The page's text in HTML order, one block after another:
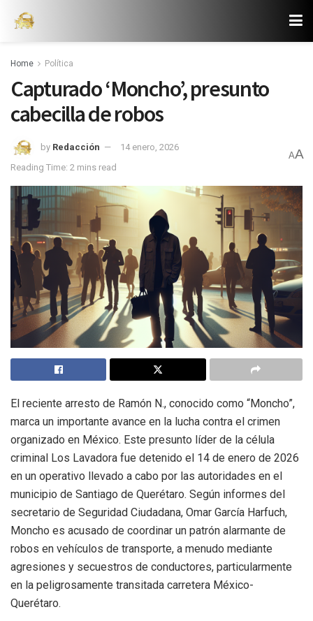
Home Política
Capturado ‘Moncho’, presunto
cabecilla de robos
by Redacción
14 enero, 2026
Reading Time: 2 mins read
AA
El reciente arresto de Ramón N., conocido como “Moncho”,
marca un importante avance en la lucha contra el crimen
organizado en México. Este presunto líder de la célula
criminal Los Lavadora fue detenido el 14 de enero de 2026
en un operativo llevado a cabo por las autoridades en el
municipio de Santiago de Querétaro. Según informes del
secretario de Seguridad Ciudadana, Omar García Harfuch,
Moncho es acusado de coordinar un patrón alarmante de
robos en vehículos de transporte, a menudo mediante
agresiones y secuestros de conductores, particularmente
en la peligrosamente transitada carretera México-
Querétaro.